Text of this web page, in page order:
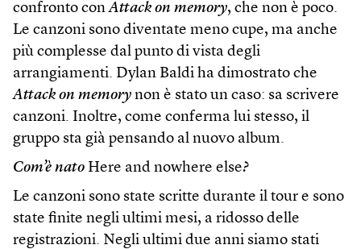
confronto conAttack on memory, che non è poco.
Le canzoni sono diventate meno cupe, ma anche
più complesse dal punto di vista degli
arrangiamenti. Dylan Baldi ha dimostrato che
Attack on memory non è stato un caso: sa scrivere
canzoni. Inoltre, come conferma lui stesso, il
gruppo sta già pensando al nuovo album.
Com’è nato Here and nowhere else?
Le canzoni sono state scritte durante il tour e sono
state finite negli ultimi mesi, a ridosso delle
registrazioni. Negli ultimi due anni siamo stati